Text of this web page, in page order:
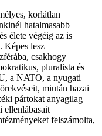
korlátlan
hatalmasabb
élete végéig az is
Képes lesz
csakhogy
pluralista és
a NATO, a nyugati
miután hazai
pártokat anyagilag
ellenlábasait
felszámolta,